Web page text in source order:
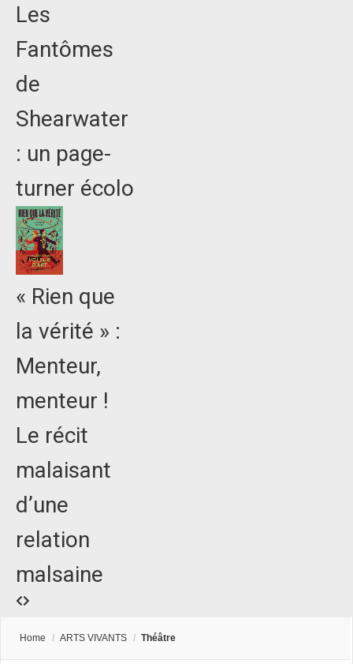
Les
Fantômes
de
Shearwater
: un page-
turner écolo
« Rien que
la vérité » :
Menteur,
menteur !
Le récit
malaisant
d’une
relation
malsaine
Home / ARTS VIVANTS / Théâtre